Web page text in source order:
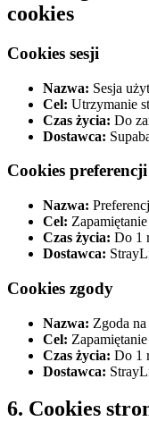
cookies
Cookies sesji
Nazwa: Sesja
Cel: Utrzymanie
Czas życia: Do
Dostawca:
Cookies preferencji
Nazwa:
Cel:
Czas życia: Do 1
Dostawca:
Cookies zgody
Nazwa: Zgoda
Cel:
Czas życia: Do 1
Dostawca:
6. Cookies